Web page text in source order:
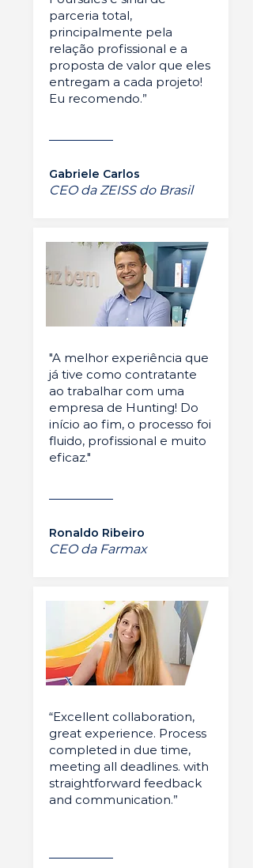
parceria total,
principalmente pela
relação profissional e a
proposta de valor que eles
entregam a cada projeto!
Eu recomendo.”
Gabriele Carlos
CEO da ZEISS do Brasil
"A melhor experiência que
já tive como contratante
ao trabalhar com uma
empresa de Hunting! Do
início ao fim, o processo foi
fluido, profissional e muito
eficaz."
Ronaldo Ribeiro
CEO da Farmax
“Excellent collaboration,
great experience. Process
completed in due time,
meeting all deadlines. with
straightforward feedback
and communication.”